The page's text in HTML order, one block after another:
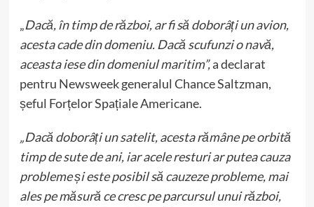
„Dacă, în timp de război, ar fi să doborâți un avion,
acesta cade din domeniu. Dacă scufunzi o navă,
aceasta iese din domeniul maritim”,a declarat
pentru Newsweek generalul Chance Saltzman,
șeful Forțelor Spațiale Americane.
„Dacă doborâți un satelit, acesta rămâne pe orbită
timp de sute de ani, iar acele resturi ar putea cauza
probleme și este posibil să cauzeze probleme, mai
ales pe măsură ce cresc pe parcursul unui război,